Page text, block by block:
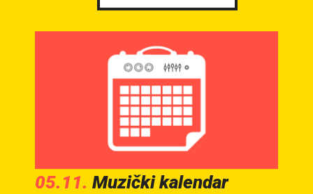
05.11. Muzički kalendar